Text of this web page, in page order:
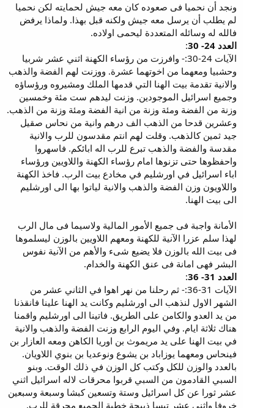
ونجد أن نحميا فى صعوده كان معه جيش لحمايته لكن نحميا
لم يطلب أن يرسل معه جيش ولكنه قبل بهذا. ولماذا يرفض
فالله له وسائله المتعددة ليحمى اولاده.
العدد 24- 30
:
الآيات 24-30:- وافرزت من رؤساء الكهنة اثني عشر شربيا
وحشبيا ومعهما من اخوتهما عشرة. ووزنت لهم الفضة والذهب
والانية تقدمة بيت الهنا التي قدمها الملك ومشيروه ورؤساؤه
وجميع اسرائيل الموجودين. وزنت ليدهم ست مئة وخمسين
وزنة من الفضة ومئة وزنة من انية الفضة ومئة وزنة من الذهب.
وعشرين قدحا من الذهب الف درهم وانية من نحاس صقيل
جيد ثمين كالذهب. وقلت لهم انتم مقدسون للرب والانية
مقدسة والفضة والذهب تبرع للرب اله ابائكم. فاسهروا
واحفظوها حتى تزنوها امام رؤساء الكهنة واللاويين ورؤساء
اباء اسرائيل في اورشليم في مخادع بيت الرب. فاخذ الكهنة
واللاويون وزن الفضة والذهب والانية لياتوا بها الى اورشليم
الى بيت الهنا.
الأمانة واجبة فى جميع الأمور المالية ولاسيما فى مال الرب
لهذا سلم عزرا الآنية للكهنة ومعهم اللاويين بالوزن ليسلموها
فى بيت الله بالوزن فلا يضيع شىء والأهم من الآنية نفوس
البشر فهى امانة فى عنق الكهنة والخدام.
العدد 31- 36
:
الآيات 31-36:- ثم رحلنا من نهر اهوا في الثاني عشر من
الشهر الاول لنذهب الى اورشليم وكانت يد الهنا علينا فانقذنا
من يد العدو والكامن على الطريق. فاتينا الى اورشليم واقمنا
هناك ثلاثة ايام. وفي اليوم الرابع وزنت الفضة والذهب والانية
في بيت الهنا على يد مريموث بن اوريا الكاهن ومعه العازار بن
فينحاس ومعهما يوزاباد بن يشوع ونوعديا بن بنوي اللاويان.
بالعدد والوزن للكل وكتب كل الوزن في ذلك الوقت. وبنو
السبي القادمون من السبي قربوا محرقات لاله اسرائيل اثني
عشر ثورا عن كل اسرائيل وستة وتسعين كبشا وسبعة وسبعين
خروفا واثني عشر تيسا ذبيحة خطية الجميع محرقة للرب.